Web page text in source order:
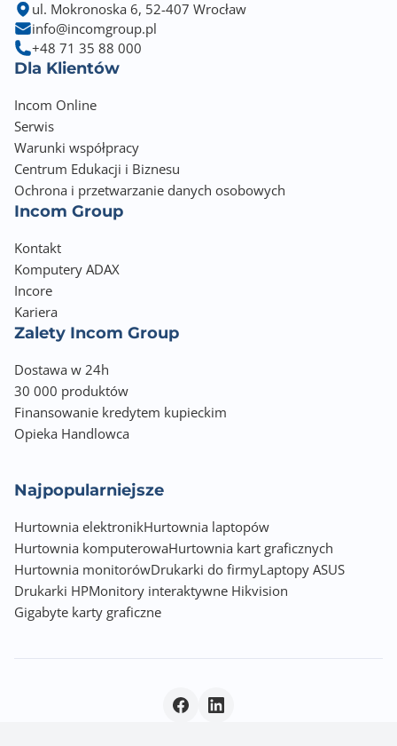
ul. Mokronoska 6, 52-407 Wrocław
info@incomgroup.pl
+48 71 35 88 000
Dla Klientów
Incom Online
Serwis
Warunki współpracy
Centrum Edukacji i Biznesu
Ochrona i przetwarzanie danych osobowych
Incom Group
Kontakt
Komputery ADAX
Incore
Kariera
Zalety Incom Group
Dostawa w 24h
30 000 produktów
Finansowanie kredytem kupieckim
Opieka Handlowca
Najpopularniejsze
Hurtownia elektronikHurtownia laptopów
Hurtownia komputerowaHurtownia kart graficznych
Hurtownia monitorówDrukarki do firmyLaptopy ASUS
Drukarki HPMonitory interaktywne Hikvision
Gigabyte karty graficzne